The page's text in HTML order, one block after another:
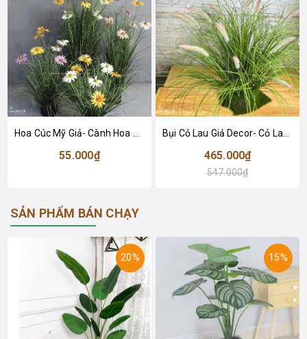
55.000₫ 465.000₫
547.000₫
SẢN PHẨM BÁN CHẠY
20% 15%